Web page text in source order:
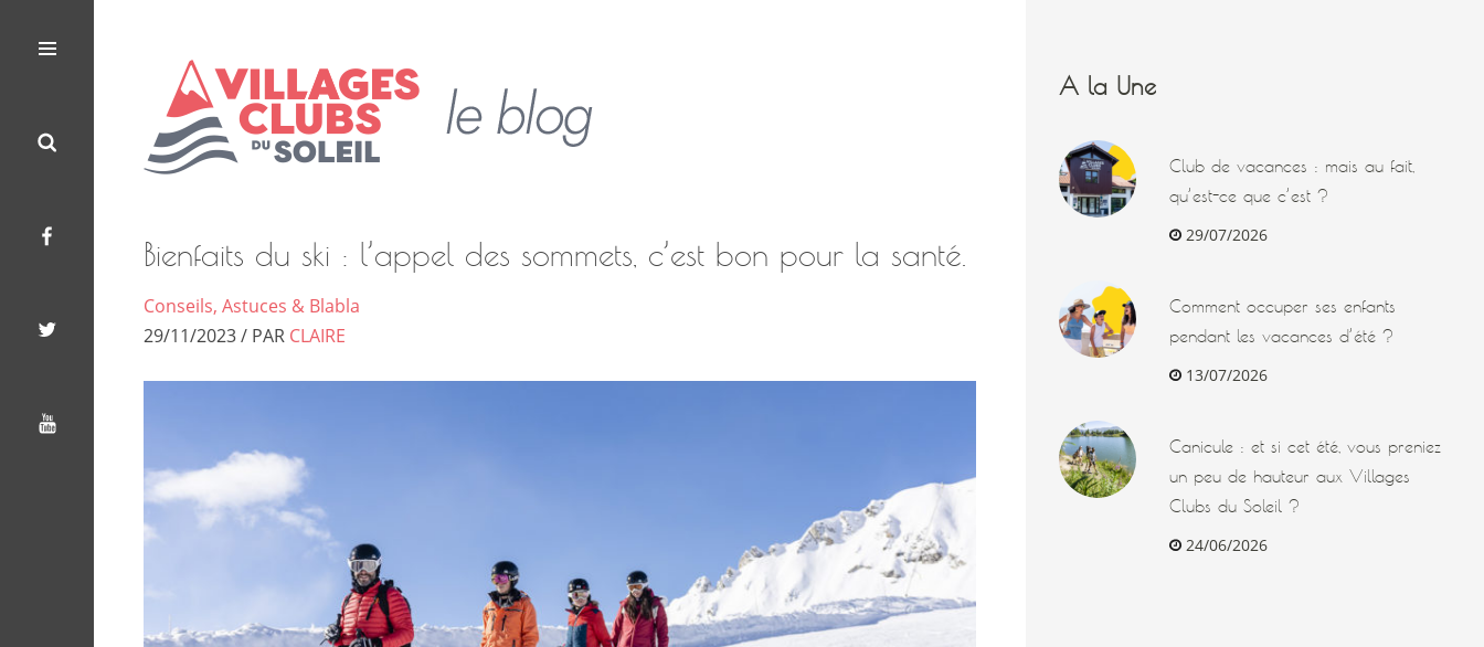
Menu
Search
Facebook
Twitter
Youtube
Villages
Soleil
des
Bienfaits du ski : l’appel des sommets, c’est bon pour la santé.
Conseils, Astuces & Blabla
29/11/2023 / PAR CLAIRE
A la Une
Club de vacances : mais au fait,
qu’est-ce que c’est ?
29/07/2026
Comment occuper ses enfants
pendant les vacances d’été ?
13/07/2026
Canicule : et si cet été, vous preniez
un peu de hauteur aux Villages
Clubs du Soleil ?
24/06/2026